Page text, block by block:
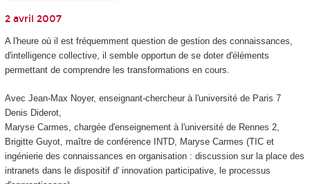
2 avril 2007
A l'heure où il est fréquemment question de gestion des connaissances,
d'intelligence collective, il semble opportun de se doter d'éléments
permettant de comprendre les transformations en cours.
Avec Jean-Max Noyer, enseignant-chercheur à l'université de Paris 7
Denis Diderot,
Maryse Carmes, chargée d'enseignement à l'université de Rennes 2,
Brigitte Guyot, maître de conférence INTD, Maryse Carmes (TIC et
ingénierie des connaissances en organisation : discussion sur la place des
intranets dans le dispositif d' innovation participative, le processus